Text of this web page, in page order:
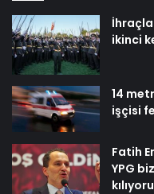
ikinci
14
işçisi
Fatih
YPG